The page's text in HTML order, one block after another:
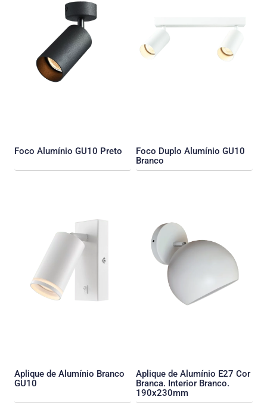
Foco Alumínio GU10 Preto
Foco Duplo Alumínio GU10
Branco
Aplique de Alumínio Branco
GU10
Aplique de Alumínio E27 Cor
Branca. Interior Branco.
190x230mm